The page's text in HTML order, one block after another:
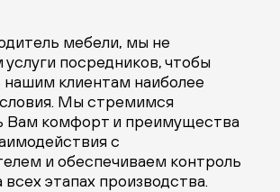
мебели, мы не
услуги посредников, чтобы
нашим клиентам наиболее
Мы стремимся
Вам комфорт и преимущества
с
и обеспечиваем контроль
всех этапах производства.